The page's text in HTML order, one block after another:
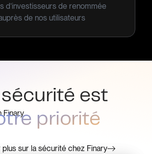
d’investisseurs de renommée
de nos utilisateurs
sécurité est
priorité
plus sur la sécurité chez Finary